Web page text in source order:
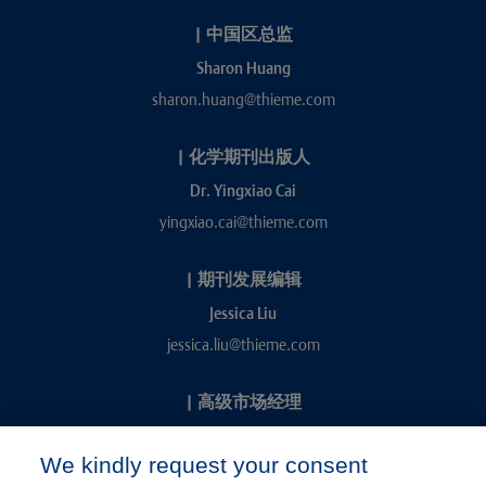
| 中国区总监
Sharon Huang
sharon.huang@thieme.com
| 化学期刊出版人
Dr. Yingxiao Cai
yingxiao.cai@thieme.com
| 期刊发展编辑
Jessica Liu
jessica.liu@thieme.com
| 高级市场经理
kevin.chang@thieme.com
We kindly request your consent